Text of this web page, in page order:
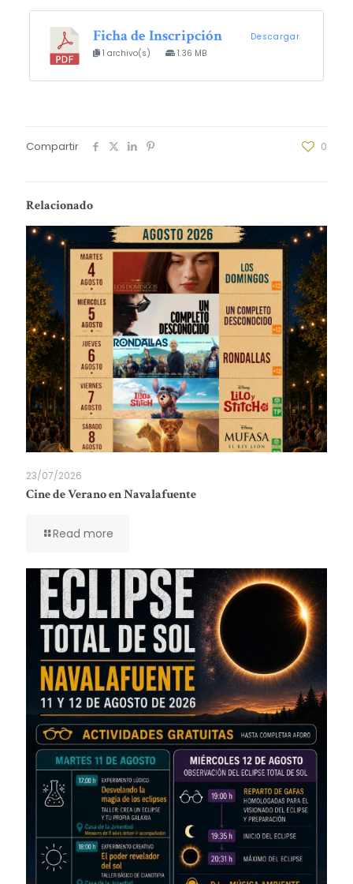
Ficha de Inscripción
1 archivo(s) 1.36 MB
Descargar
Compartir 0
Relacionado
23/07/2026
Cine de Verano en Navalafuente
Read more